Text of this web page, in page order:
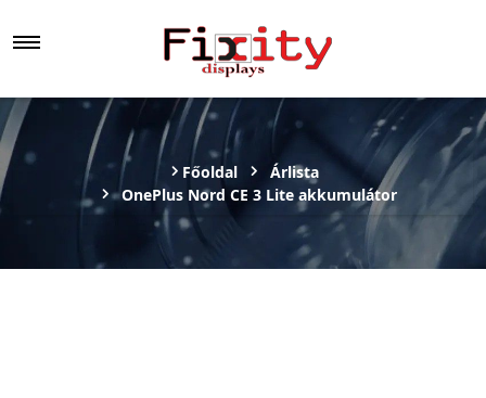
Főoldal
Árlista
OnePlus Nord CE 3 Lite akkumulátor